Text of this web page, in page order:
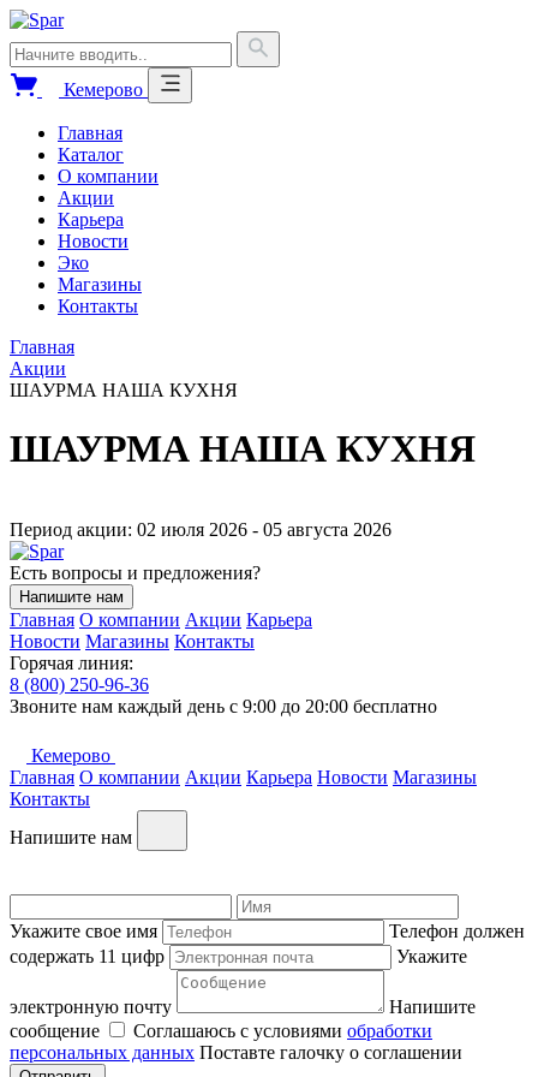
Кемерово
Главная
Каталог
О компании
Акции
Карьера
Новости
Эко
Магазины
Контакты
Главная
Акции
ШАУРМА НАША КУХНЯ
ШАУРМА НАША КУХНЯ
Период акции: 02 июля 2026 - 05 августа 2026
Есть вопросы и предложения?
Напишите нам
Главная О компании Акции Карьера
Новости Магазины Контакты
Горячая линия:
8 (800) 250-96-36
Звоните нам каждый день c 9:00 до 20:00 бесплатно
Кемерово
Главная О компании Акции Карьера Новости Магазины
Контакты
Напишите нам
Укажите свое имя
Телефон должен
содержать 11 цифр
Укажите
электронную почту
Напишите
сообщение
Соглашаюсь с условиями обработки
персональных данных Поставте галочку о соглашении